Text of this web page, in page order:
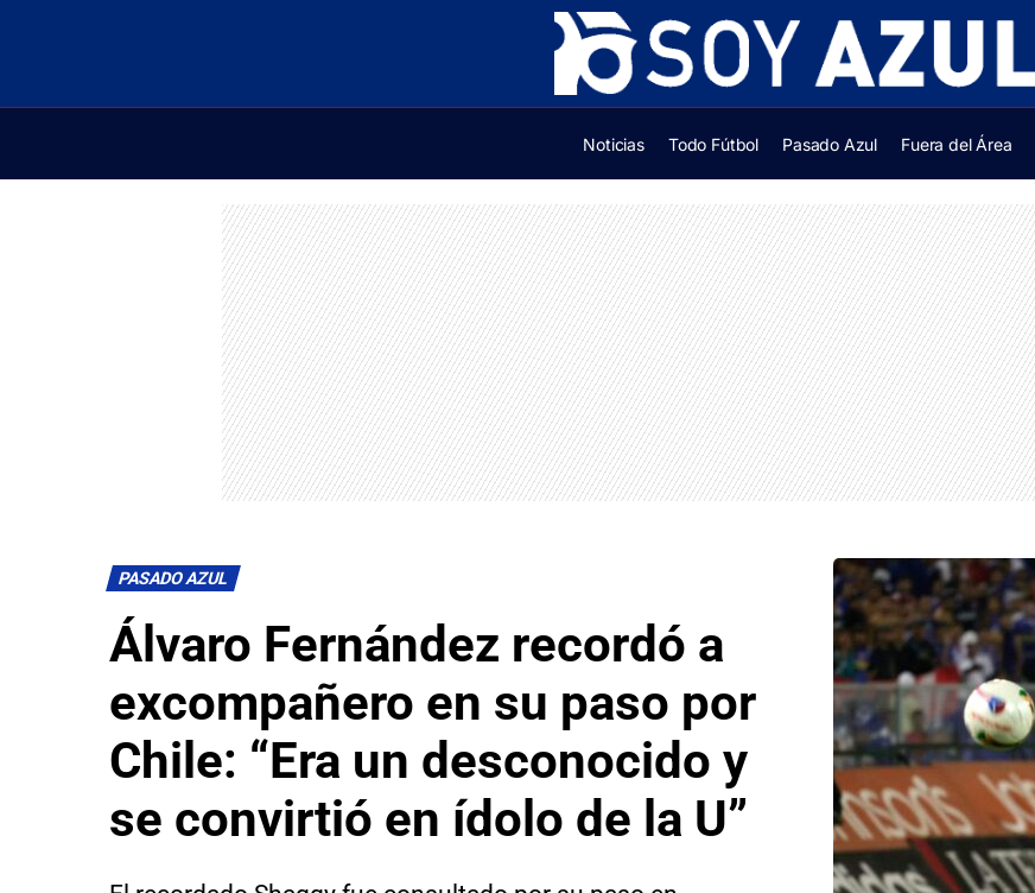
Noticias Todo Fútbol Pasado Azul Fuera del Área
PASADO AZUL
Álvaro Fernández recordó a
excompañero en su paso por
Chile: “Era un desconocido y
se convirtió en ídolo de la U”